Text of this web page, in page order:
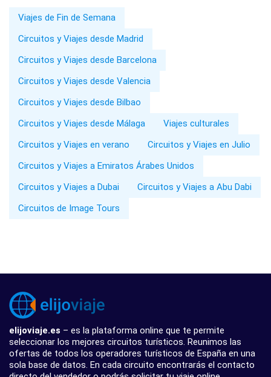
Viajes de Fin de Semana
Circuitos y Viajes desde Madrid
Circuitos y Viajes desde Barcelona
Circuitos y Viajes desde Valencia
Circuitos y Viajes desde Bilbao
Circuitos y Viajes desde Málaga
Viajes culturales
Circuitos y Viajes en verano
Circuitos y Viajes en Julio
Circuitos y Viajes a Emiratos Árabes Unidos
Circuitos y Viajes a Dubai
Circuitos y Viajes a Abu Dabi
Circuitos de Image Tours
elijoviaje.es – es la plataforma online que te permite
seleccionar los mejores circuitos turísticos. Reunimos las
ofertas de todos los operadores turísticos de España en una
sola base de datos. En cada circuito encontrarás el contacto